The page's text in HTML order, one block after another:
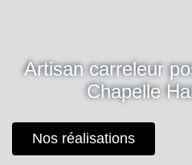
Artisan carreleur
Chapelle
Nos réalisations